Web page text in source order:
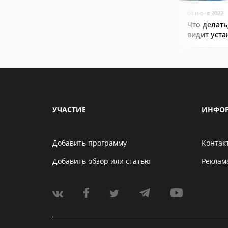
04 июня 2022
Что
видит
УЧАСТИЕ
Добавить программу
Добавить обзор или статью